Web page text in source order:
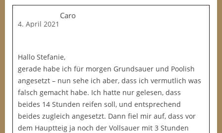
Caro
4. April 2021
Hallo Stefanie,
gerade habe ich für morgen Grundsauer und Poolish
angesetzt – nun sehe ich aber, dass ich vermutlich was
falsch gemacht habe. Ich hatte nur gelesen, dass
beides 14 Stunden reifen soll, und entsprechend
beides zugleich angesetzt. Dann fiel mir auf, dass vor
dem Hauptteig ja noch der Vollsauer mit 3 Stunden